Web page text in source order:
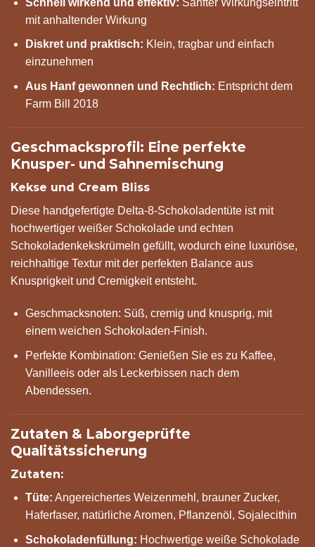
mit anhaltender Wirkung
Diskret und praktisch: Klein, tragbar und einfach
einzunehmen
Aus Hanf gewonnen und Rechtlich: Entspricht dem
Farm Bill 2018
Geschmacksprofil: Eine perfekte
Knusper- und Sahnemischung
Kekse und Cream Bliss
Diese handgefertigte Delta-8-Schokoladentüte ist mit
hochwertiger weißer Schokolade und echten
Schokoladenkekskrümeln gefüllt, wodurch eine luxuriöse,
reichhaltige Textur mit der perfekten Balance aus
Knusprigkeit und Cremigkeit entsteht.
Geschmacksnoten: Süß, cremig und knusprig, mit
einem weichen Schokoladen-Finish.
Perfekte Kombination: Genießen Sie es zu Kaffee,
Vanilleeis oder als Leckerbissen nach dem
Abendessen.
Zutaten & Laborgeprüfte
Qualitätssicherung
Zutaten:
Tüte: Angereichertes Weizenmehl, brauner Zucker,
Haferfaser, natürliche Aromen, Pflanzenöl, Sojalecithin
Schokoladenfüllung: Hochwertige weiße Schokolade